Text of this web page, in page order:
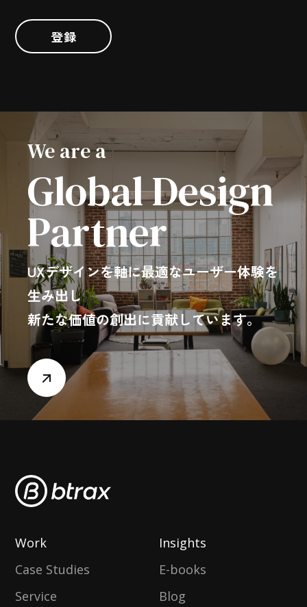
登録
We are a
Global Design
Partner
UXデザインを軸に最適なユーザー体験を
生み出し
新たな価値の創出に貢献しています。
Work
Case Studies
Service
Insights
E-books
Blog